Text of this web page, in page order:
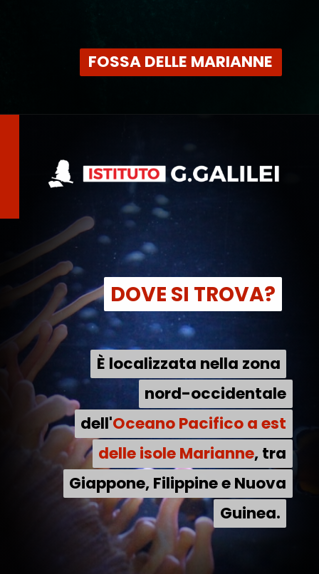
FOSSA DELLE MARIANNE
È localizzata nella zona
nord-occidentale
dell'Oceano Pacifico a est
delle isole Marianne, tra
Giappone, Filippine e Nuova
Guinea.
È localizzata nella zona
nord-occidentale
dell'Oceano Pacifico a est
delle isole Marianne, tra
Giappone, Filippine e Nuova
Guinea.
DOVE SI TROVA?
DOVE SI TROVA?